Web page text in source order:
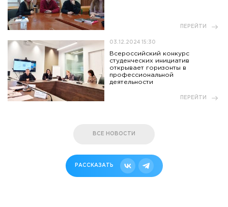
ПЕРЕЙТИ
03.12.2024 15:30
Всероссийский конкурс
студенческих инициатив
открывает горизонты в
профессиональной
деятельности
ПЕРЕЙТИ
ВСЕ НОВОСТИ
РАССКАЗАТЬ